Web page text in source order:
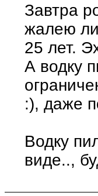
Завтра
жалею
25 лет.
А водку
:), даже
Водку
виде..,